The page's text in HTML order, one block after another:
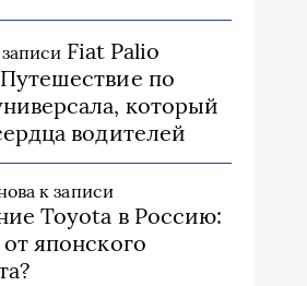
Fiat Palio
по
который
водителей
к записи
Toyota в Россию:
японского